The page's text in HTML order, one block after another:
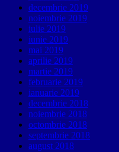
decembrie 2019
noiembrie 2019
iulie 2019
iunie 2019
mai 2019
aprilie 2019
martie 2019
februarie 2019
ianuarie 2019
decembrie 2018
noiembrie 2018
octombrie 2018
septembrie 2018
august 2018